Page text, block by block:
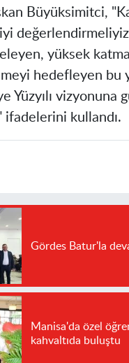
Büyüksimitci,
yüksek
hedefleyen bu
Yüzyılı vizyonuna
ifadelerini kullandı.
Gördes Batur'la
Manisa'da özel
kahvaltıda buluştu